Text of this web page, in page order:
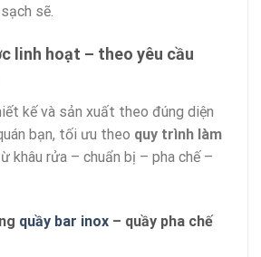
sẽ.
linh hoạt – theo yêu cầu
kế và sản xuất theo đúng diện
bạn, tối ưu theo quy trình làm
khâu rửa – chuẩn bị – pha chế –
quầy bar inox – quầy pha chế